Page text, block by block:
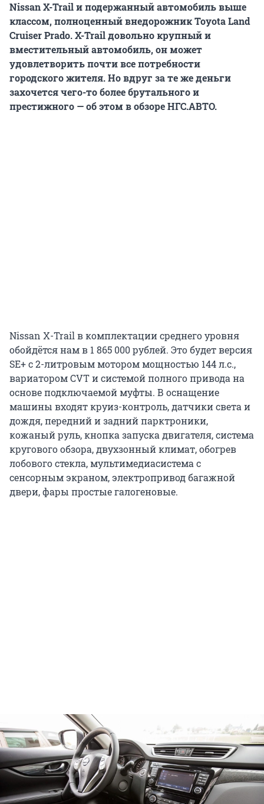
Nissan X-Trail и подержанный автомобиль выше
классом, полноценный внедорожник Toyota Land
Cruiser Prado. X-Trail довольно крупный и
вместительный автомобиль, он может
удовлетворить почти все потребности
городского жителя. Но вдруг за те же деньги
захочется чего-то более брутального и
престижного — об этом в обзоре НГС.АВТО.
Nissan X-Trail в комплектации среднего уровня
обойдётся нам в 1 865 000 рублей. Это будет версия
SE+ с 2-литровым мотором мощностью 144 л.с.,
вариатором CVT и системой полного привода на
основе подключаемой муфты. В оснащение
машины входят круиз-контроль, датчики света и
дождя, передний и задний парктроники,
кожаный руль, кнопка запуска двигателя, система
кругового обзора, двухзонный климат, обогрев
лобового стекла, мультимедиасистема с
сенсорным экраном, электропривод багажной
двери, фары простые галогеновые.